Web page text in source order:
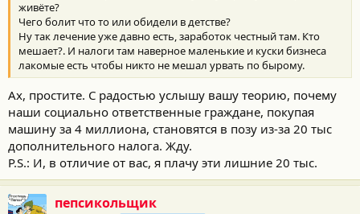
живёте?
Чего болит что то или обидели в детстве?
Ну так лечение уже давно есть, заработок честный там. Кто
мешает?. И налоги там наверное маленькие и куски бизнеса
лакомые есть чтобы никто не мешал урвать по бырому.
Ах, простите. С радостью услышу вашу теорию, почему
наши социально ответственные граждане, покупая
машину за 4 миллиона, становятся в позу из-за 20 тыс
дополнительного налога. Жду.
P.S.: И, в отличие от вас, я плачу эти лишние 20 тыс.
пепсикольщик